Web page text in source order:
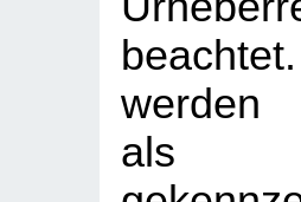
werden
als